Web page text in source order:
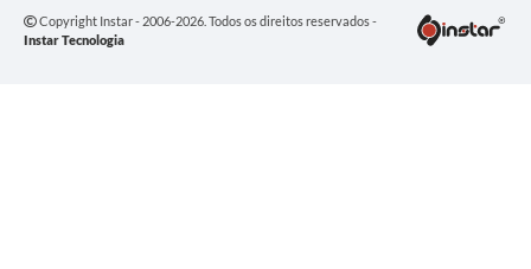
Copyright Instar - 2006-2026. Todos os direitos reservados -
Instar Tecnologia